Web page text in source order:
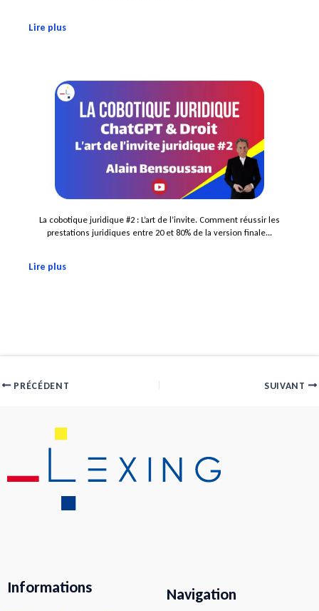
Lire plus
La cobotique juridique #2 : L’art de l’invite. Comment réussir les
prestations juridiques entre 20 et 80% de la version finale...
Lire plus
PRÉCÉDENT SUIVANT
Informations Navigation